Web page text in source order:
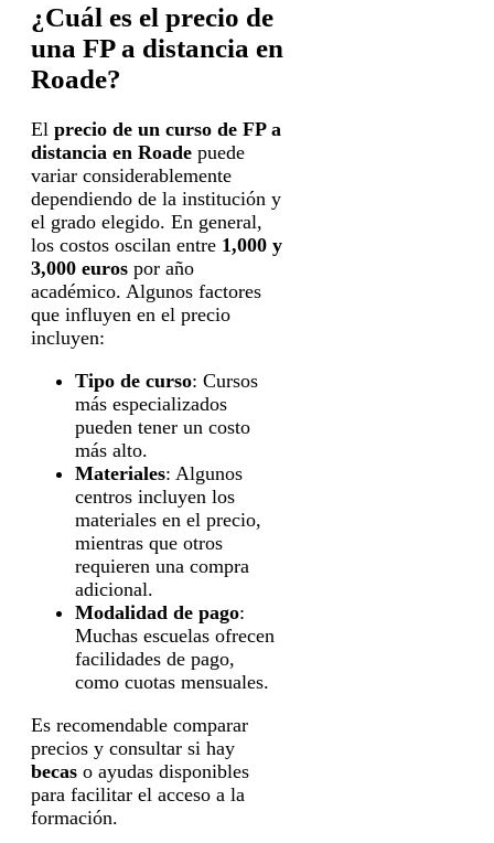
¿Cuál es el precio de
una FP a distancia en
Roade?
El precio de un curso de FP a
distancia en Roade puede
variar considerablemente
dependiendo de la institución y
el grado elegido. En general,
los costos oscilan entre 1,000 y
3,000 euros por año
académico. Algunos factores
que influyen en el precio
incluyen:
Tipo de curso: Cursos
más especializados
pueden tener un costo
más alto.
Materiales: Algunos
centros incluyen los
materiales en el precio,
mientras que otros
requieren una compra
adicional.
Modalidad de pago:
Muchas escuelas ofrecen
facilidades de pago,
como cuotas mensuales.
Es recomendable comparar
precios y consultar si hay
becas o ayudas disponibles
para facilitar el acceso a la
formación.